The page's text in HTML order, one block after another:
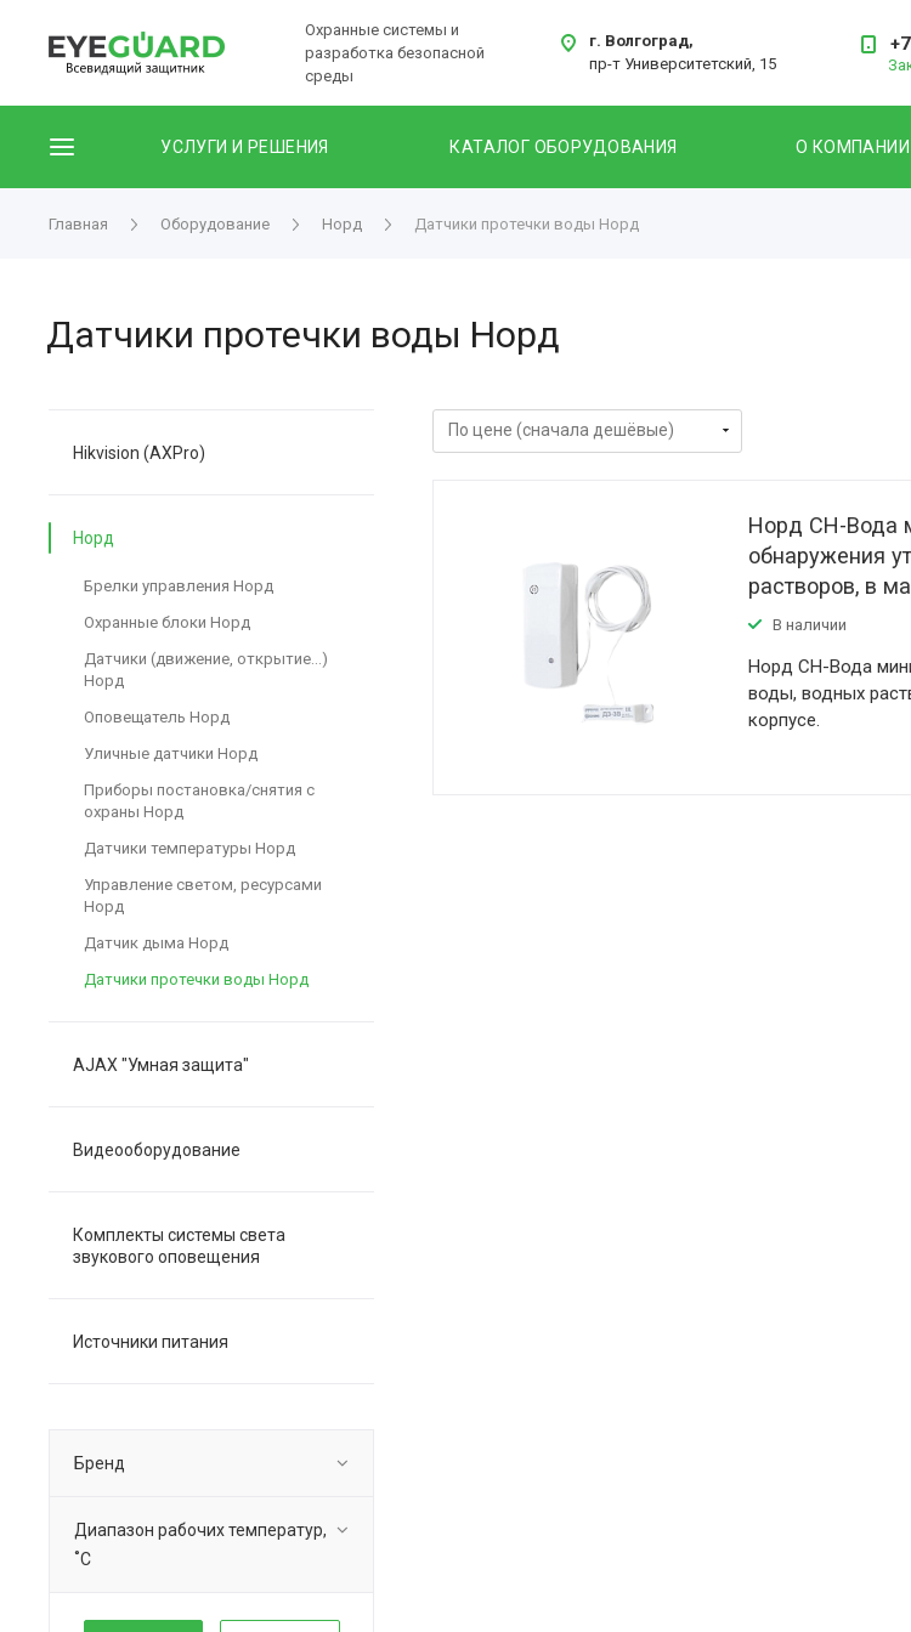
Охранные системы и
разработка безопасной
среды
г. Волгоград,
пр-т Университетский, 15
УСЛУГИ И РЕШЕНИЯ КАТАЛОГ ОБОРУДОВАНИЯ О КОМПАНИИ
Главная Оборудование Норд Датчики протечки воды Норд
Датчики протечки воды Норд
Норд СН-Вода
обнаружения
растворов, в
В наличии
Норд СН-Вода
воды, водных
корпусе.
Hikvision (AXPro)
Норд
Брелки управления Норд
Охранные блоки Норд
Датчики (движение, открытие...)
Норд
Оповещатель Норд
Уличные датчики Норд
Приборы постановка/снятия с
охраны Норд
Датчики температуры Норд
Управление светом, ресурсами
Норд
Датчик дыма Норд
Датчики протечки воды Норд
AJAX "Умная защита"
Видеооборудование
Комплекты системы света
звукового оповещения
Источники питания
Бренд
Диапазон рабочих температур,
˚C